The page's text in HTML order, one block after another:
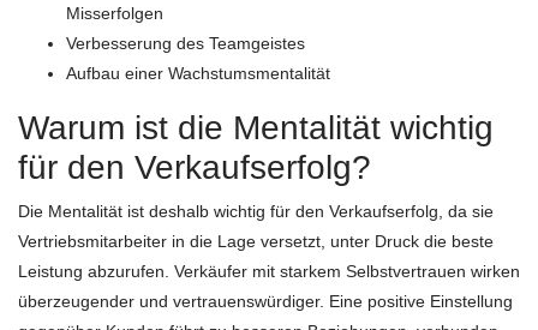
Misserfolgen
Verbesserung des Teamgeistes
Aufbau einer Wachstumsmentalität
Warum ist die Mentalität wichtig
für den Verkaufserfolg?
Die Mentalität ist deshalb wichtig für den Verkaufserfolg, da sie
Vertriebsmitarbeiter in die Lage versetzt, unter Druck die beste
Leistung abzurufen. Verkäufer mit starkem Selbstvertrauen wirken
überzeugender und vertrauenswürdiger. Eine positive Einstellung